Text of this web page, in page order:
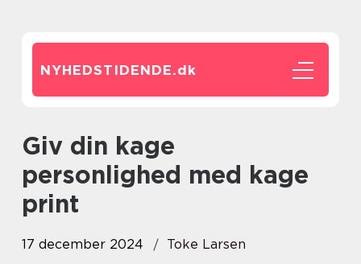
NYHEDSTIDENDE.dk
Giv din kage
personlighed med kage
print
17 december 2024
Toke Larsen